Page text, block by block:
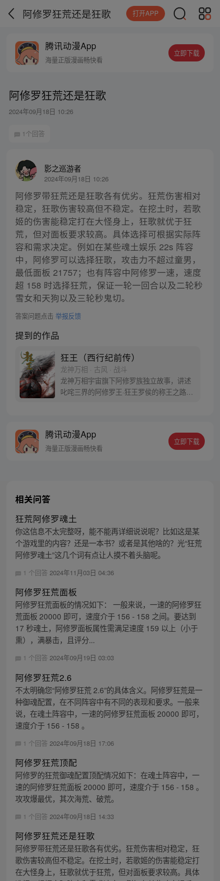
阿修罗狂荒还是狂歌 打开APP
腾讯动漫App
海量正版漫画畅快看
立即下载
阿修罗狂荒还是狂歌
2024年09月18日 10:26
1个回答
影之巡游者
2024年09月18日 10:26
阿修罗带狂荒还是狂歌各有优劣。狂荒伤害相对
稳定，狂歌伤害较高但不稳定。在挖土时，若歌
姬的伤害能稳定打在大怪身上，狂歌就优于狂
荒，但对面板要求较高。具体选择可根据实际阵
容和需求决定。例如在某些魂土娱乐 22s 阵容
中，阿修罗可以选择狂歌，攻击力不超过童男，
最低面板 21757；也有阵容中阿修罗一速，速度
超 158 时选择狂荒，保证一轮一回合以及二轮秒
雪女和天狗以及三轮秒鬼切。
答案问题点击 举报反馈
提到的作品
狂王（西行纪前传）
龙神万相 · 古风 · 战斗
龙神万相宇宙旗下阿修罗族独立故事，讲述
叱咤三界的阿修罗王·狂王罗侯的称王之路。
有鱼最终背负挚友的信念成为阿修罗王—狂
王，更名罗侯。天界与阿修罗的百年大战随
腾讯动漫App
海量正版漫画畅快看
立即下载
相关问答
狂荒阿修罗魂土
你这信息不太完整呀，能不能再详细说说呢？比如这是某
个游戏里的内容？还是一本书？或者是其他啥的？光“狂荒
阿修罗魂土”这几个词有点让人摸不着头脑呢。
1 个回答 2024年11月03日 04:36
阿修罗狂荒面板
阿修罗狂荒面板的情况如下： 一般来说，一速的阿修罗狂
荒面板 20000 即可，速度介于 156 - 158 之间。要达到
17 秒魂土，阿修罗面板属性需满足速度 159 以上（小于
熏），满暴击，且评分...
1 个回答 2024年09月19日 03:03
阿修罗狂荒2.6
不太明确您“阿修罗狂荒 2.6”的具体含义。阿修罗狂荒是一
种御魂配置，在不同阵容中有不同的表现和要求。一般来
说，在魂土阵容中，一速的阿修罗狂荒面板 20000 即可，
速度介于 156 - 158 。
1 个回答 2024年09月18日 17:06
阿修罗狂荒顶配
阿修罗的狂荒御魂配置顶配情况如下：在魂土阵容中，一
速的阿修罗狂荒面板 20000 即可，速度介于 156 - 158 。
攻攻爆最优，其次海荒、破荒。
1 个回答 2024年09月18日 14:33
阿修罗狂荒还是狂歌
阿修罗带狂荒还是狂歌各有优劣。狂荒伤害相对稳定，狂
歌伤害较高但不稳定。在挖土时，若歌姬的伤害能稳定打
在大怪身上，狂歌就优于狂荒，但对面板要求较高。具体